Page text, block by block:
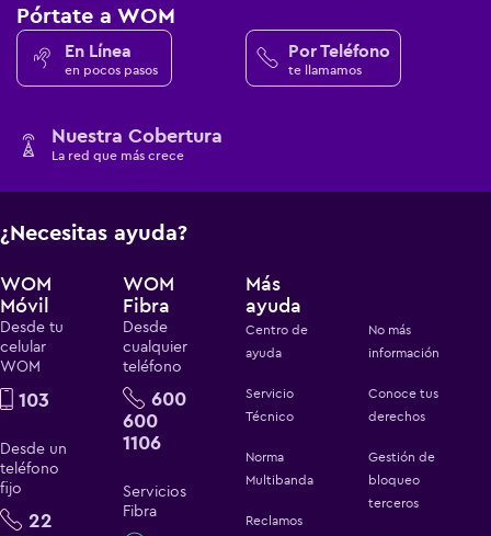
Pórtate a WOM
En Línea
en pocos pasos
Por Teléfono
te llamamos
Nuestra Cobertura
La red que más crece
¿Necesitas ayuda?
WOM
Móvil
Desde tu
celular
WOM
103
Desde un
teléfono
fijo
22
WOM
Fibra
Desde
cualquier
teléfono
600
600
1106
Servicios
Fibra
Más
ayuda
Centro de
ayuda
Servicio
Técnico
Norma
Multibanda
Reclamos
No más
información
Conoce tus
derechos
Gestión de
bloqueo
terceros